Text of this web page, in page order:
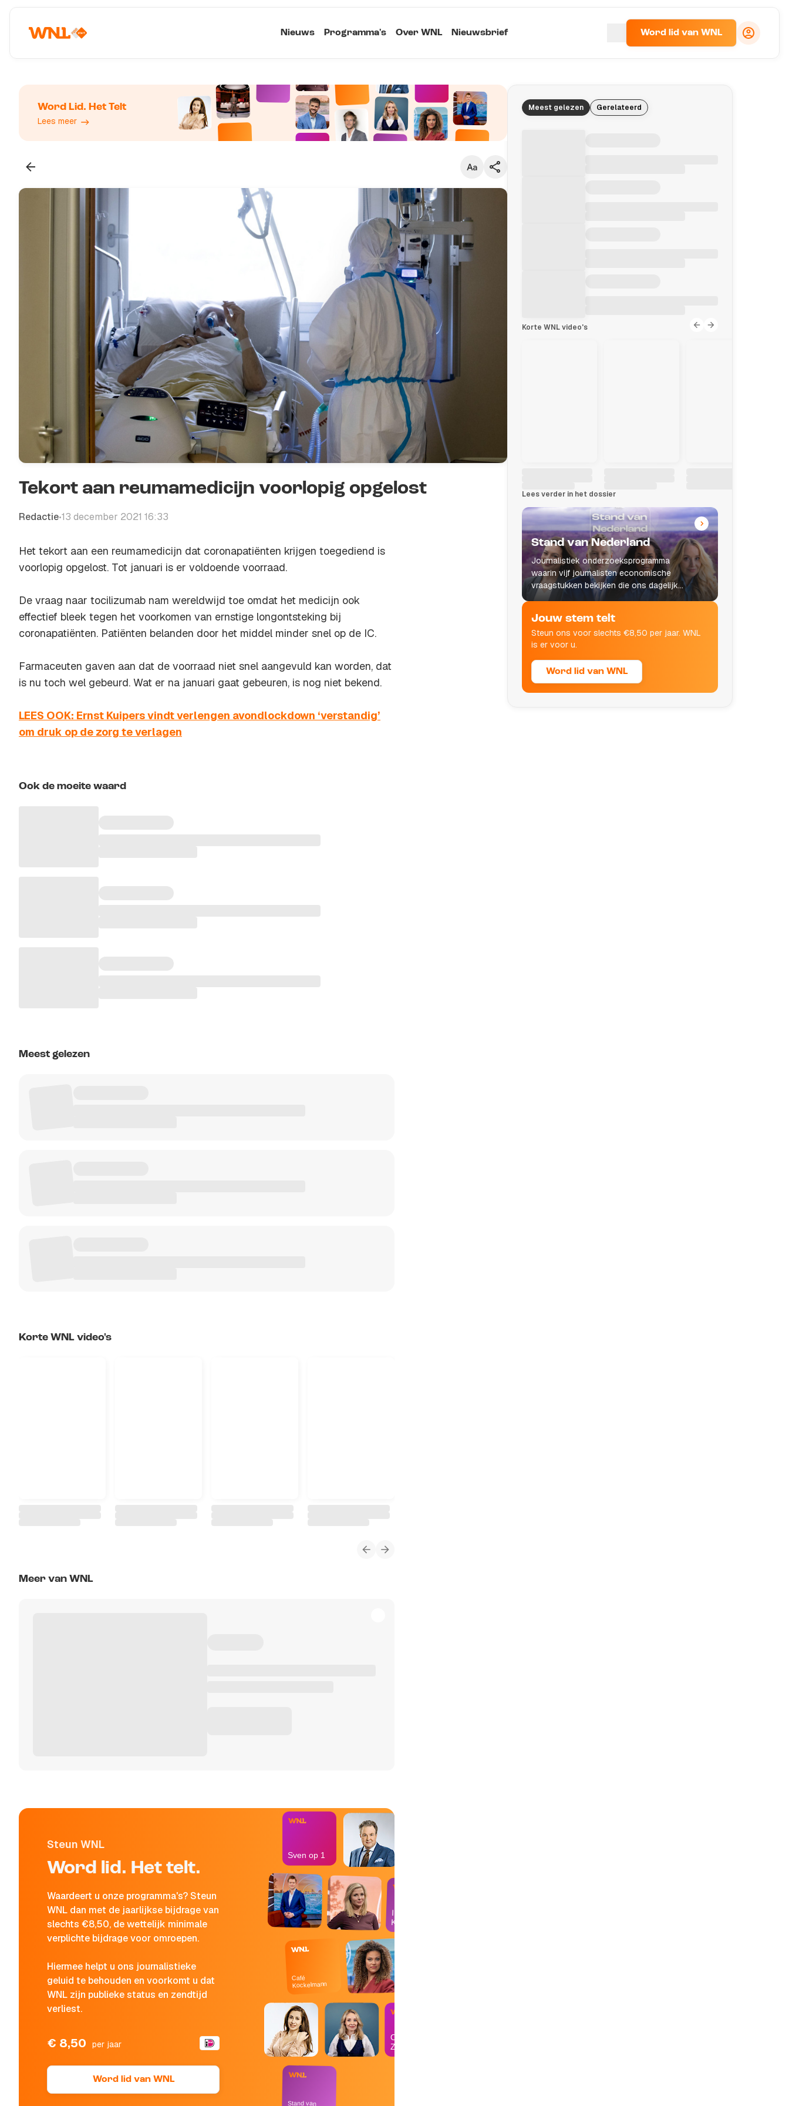
Nieuws Programma's Over WNL Nieuwsbrief Word lid van WNL
Word Lid. Het Telt
Lees meer
Klein
Kopieer link
Tekort aan reumamedicijn voorlopig opgelost
Redactie•13 december 2021 16:33
Het tekort aan een reumamedicijn dat coronapatiënten krijgen toegediend is
voorlopig opgelost. Tot januari is er voldoende voorraad.
De vraag naar tocilizumab nam wereldwijd toe omdat het medicijn ook
effectief bleek tegen het voorkomen van ernstige longontsteking bij
coronapatiënten. Patiënten belanden door het middel minder snel op de IC.
Farmaceuten gaven aan dat de voorraad niet snel aangevuld kan worden, dat
is nu toch wel gebeurd. Wat er na januari gaat gebeuren, is nog niet bekend.
LEES OOK: Ernst Kuipers vindt verlengen avondlockdown ‘verstandig’
om druk op de zorg te verlagen
Ook de moeite waard
Meest gelezen
Korte WNL video's
Meer van WNL
Steun WNL
Word lid. Het telt.
Waardeert u onze programma's? Steun
WNL dan met de jaarlijkse bijdrage van
slechts €8,50, de wettelijk minimale
verplichte bijdrage voor omroepen.
Hiermee helpt u ons journalistieke
geluid te behouden en voorkomt u dat
WNL zijn publieke status en zendtijd
verliest.
€ 8,50 per jaar
Word lid van WNL
Stand van
Op
Zondag
Café
Kockelmann
In de
Kantine
Sven op 1
Meest gelezen Gerelateerd
Korte WNL video's
Lees verder in het dossier
Stand van Nederland
Journalistiek onderzoeksprogramma
waarin vijf journalisten economische
vraagstukken bekijken die ons dagelijks
leven raken.
Jouw stem telt
Steun ons voor slechts €8,50 per jaar. WNL
is er voor u.
Word lid van WNL